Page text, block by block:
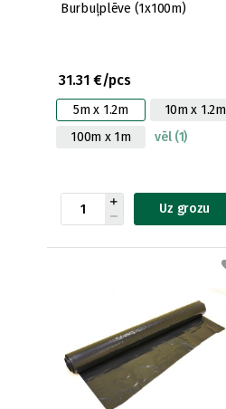
Burbuļplēve (1x100m)
31.31 €/pcs
5m x 1.2m
10m x 1.2m
100m x 1m
vēl (1)
Uz grozu